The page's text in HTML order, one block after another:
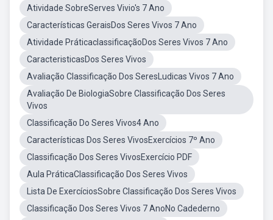
Atividade SobreServes Vivio's 7 Ano
Características GeraisDos Seres Vivos 7 Ano
Atividade PráticaclassificaçãoDos Seres Vivos 7 Ano
CaracteristicasDos Seres Vivos
Avaliação Classificação Dos SeresLudicas Vivos 7 Ano
Avaliação De BiologiaSobre Classificação Dos Seres
Vivos
Classificação Do Seres Vivos4 Ano
Características Dos Seres VivosExercícios 7º Ano
Classificação Dos Seres VivosExercício PDF
Aula PráticaClassificação Dos Seres Vivos
Lista De ExercíciosSobre Classificação Dos Seres Vivos
Classificação Dos Seres Vivos 7 AnoNo Cadederno